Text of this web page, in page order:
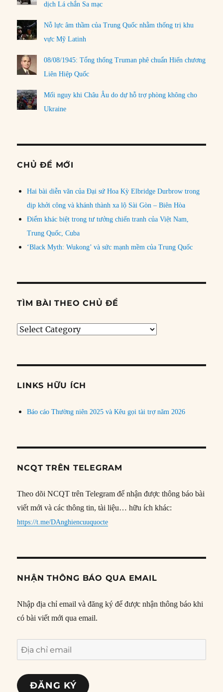
dịch Lá chắn Sa mạc
Nỗ lực âm thầm của Trung Quốc nhằm thống trị khu
vực Mỹ Latinh
08/08/1945: Tổng thống Truman phê chuẩn Hiến chương
Liên Hiệp Quốc
Mối nguy khi Châu Âu do dự hỗ trợ phòng không cho
Ukraine
CHỦ ĐỀ MỚI
Hai bài diễn văn của Đại sứ Hoa Kỳ Elbridge Durbrow trong
dịp khởi công và khánh thành xa lộ Sài Gòn – Biên Hòa
Điểm khác biệt trong tư tưởng chiến tranh của Việt Nam,
Trung Quốc, Cuba
‘Black Myth: Wukong’ và sức mạnh mềm của Trung Quốc
TÌM BÀI THEO CHỦ ĐỀ
Tìm
đề
LINKS HỮU ÍCH
Báo cáo Thường niên 2025 và Kêu gọi tài trợ năm 2026
NCQT TRÊN TELEGRAM
Theo dõi NCQT trên Telegram để nhận được thông báo bài
viết mới và các thông tin, tài liệu… hữu ích khác:
https://t.me/DAnghiencuuquocte
NHẬN THÔNG BÁO QUA EMAIL
Nhập địa chỉ email và đăng ký để được nhận thông báo khi
có bài viết mới qua email.
Địa
chỉ
email
ĐĂNG KÝ